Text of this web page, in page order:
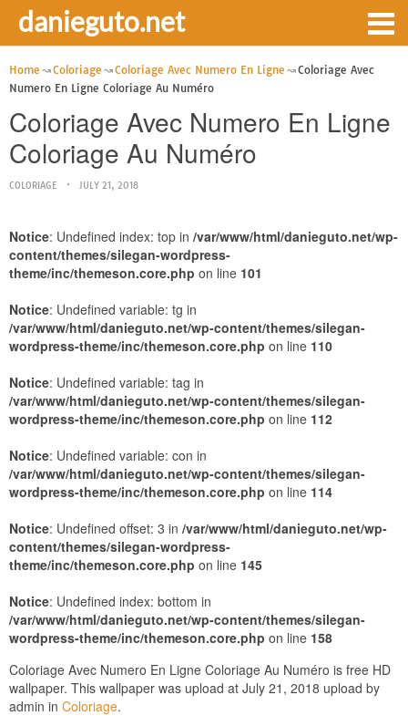
danieguto.net
Home Coloriage Coloriage Avec Numero En Ligne
Coloriage Avec
Numero En Ligne Coloriage Au Numéro
Coloriage Avec Numero En Ligne
Coloriage Au Numéro
COLORIAGE JULY 21, 2018
Notice: Undefined index: top in /var/www/html/danieguto.net/wp-
content/themes/silegan-wordpress-
theme/inc/themeson.core.php on line 101
Notice: Undefined variable: tg in
/var/www/html/danieguto.net/wp-content/themes/silegan-
wordpress-theme/inc/themeson.core.php on line 110
Notice: Undefined variable: tag in
/var/www/html/danieguto.net/wp-content/themes/silegan-
wordpress-theme/inc/themeson.core.php on line 112
Notice: Undefined variable: con in
/var/www/html/danieguto.net/wp-content/themes/silegan-
wordpress-theme/inc/themeson.core.php on line 114
Notice: Undefined offset: 3 in /var/www/html/danieguto.net/wp-
content/themes/silegan-wordpress-
theme/inc/themeson.core.php on line 145
Notice: Undefined index: bottom in
/var/www/html/danieguto.net/wp-content/themes/silegan-
wordpress-theme/inc/themeson.core.php on line 158
Coloriage Avec Numero En Ligne Coloriage Au Numéro is free HD
wallpaper. This wallpaper was upload at July 21, 2018 upload by
admin in Coloriage.